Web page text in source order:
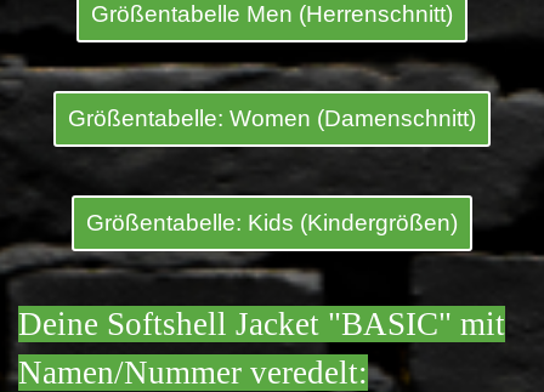
Größentabelle Men (Herrenschnitt)
Größentabelle: Women (Damenschnitt)
Größentabelle: Kids (Kindergrößen)
Deine Softshell Jacket "BASIC" mit
Namen/Nummer veredelt: